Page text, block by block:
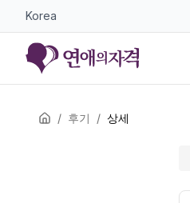
Korea
/ 후기 / 상세